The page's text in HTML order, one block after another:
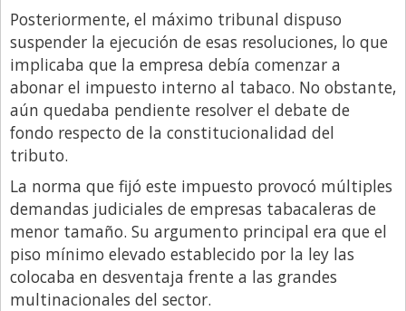
Posteriormente, el máximo tribunal dispuso
suspender la ejecución de esas resoluciones, lo que
implicaba que la empresa debía comenzar a
abonar el impuesto interno al tabaco. No obstante,
aún quedaba pendiente resolver el debate de
fondo respecto de la constitucionalidad del
tributo.
La norma que fijó este impuesto provocó múltiples
demandas judiciales de empresas tabacaleras de
menor tamaño. Su argumento principal era que el
piso mínimo elevado establecido por la ley las
colocaba en desventaja frente a las grandes
multinacionales del sector.